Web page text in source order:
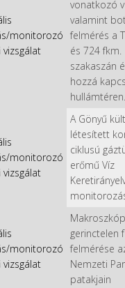
monitorozó
vizsgálat
vonatkozó
valamint
felmérés a
és 724
szakaszán
hozzá
hullámtéren.
monitorozó
vizsgálat
A Gönyű
létesített
ciklusú
erőmű Víz
monitorozó
vizsgálat
gerinctelen
felmérése
Nemzeti
patakjain